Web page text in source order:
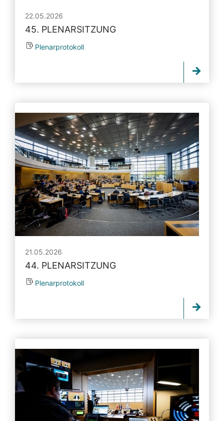
22.05.2026
45. PLENARSITZUNG
Plenarprotokoll
21.05.2026
44. PLENARSITZUNG
Plenarprotokoll